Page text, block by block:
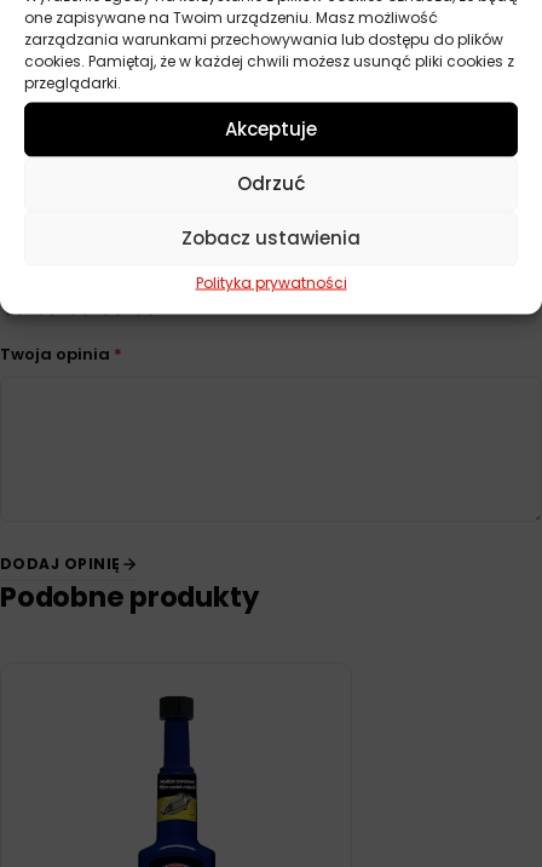
one zapisywane na Twoim urządzeniu. Masz możliwość
zarządzania warunkami przechowywania lub dostępu do plików
cookies. Pamiętaj, że w każdej chwili możesz usunąć pliki cookies z
przeglądarki.
Akceptuje
Odrzuć
Zobacz ustawienia
Polityka prywatności
Pojemność 200 ml
Na razie nie ma opinii o produkcie.
Twoja opinia *
DODAJ OPINIĘ
Podobne produkty